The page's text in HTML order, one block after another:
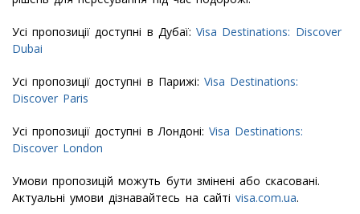
Усі пропозиції доступні в Дубаї:Visa Destinations: Discover
Dubai
Усі пропозиції доступні в Парижі:Visa Destinations:
Discover Paris
Усі пропозиції доступні в Лондоні:Visa Destinations:
Discover London
Умови пропозицій можуть бути змінені або скасовані.
Актуальні умови дізнавайтесь на сайтіvisa.com.ua.